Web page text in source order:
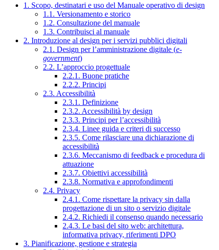
1. Scopo, destinatari e uso del Manuale operativo di design
1.1. Versionamento e storico
1.2. Consultazione del manuale
1.3. Contribuisci al manuale
2. Introduzione al design per i servizi pubblici digitali
2.1. Design per l’amministrazione digitale (e-
government)
2.2. L’approccio progettuale
2.2.1. Buone pratiche
2.2.2. Principi
2.3. Accessibilità
2.3.1. Definizione
2.3.2. Accessibilità by design
2.3.3. Principi per l’accessibilità
2.3.4. Linee guida e criteri di successo
2.3.5. Come rilasciare una dichiarazione di
accessibilità
2.3.6. Meccanismo di feedback e procedura di
attuazione
2.3.7. Obiettivi accessibilità
2.3.8. Normativa e approfondimenti
2.4. Privacy
2.4.1. Come rispettare la privacy sin dalla
progettazione di un sito o servizio digitale
2.4.2. Richiedi il consenso quando necessario
2.4.3. Le basi del sito web: architettura,
informativa privacy, riferimenti DPO
3. Pianificazione, gestione e strategia